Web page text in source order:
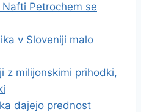
Petrochem se
v Sloveniji malo
z milijonskimi prihodki,
dajejo prednost